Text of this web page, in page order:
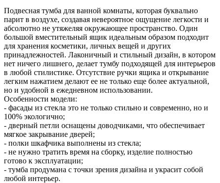
Подвесная тумба для ванной комнаты, которая буквально
парит в воздухе, создавая невероятное ощущение легкости и
абсолютно не утяжеляя окружающее пространство. Один
большой вместительный ящик идеальным образом подходит
для хранения косметики, личных вещей и других
принадлежностей. Лаконичный и стильный дизайн, в котором
нет ничего лишнего, делает тумбу подходящей для интерьеров
в любой стилистике. Отсутствие ручки ящика и открывание
легким нажатием делают ее не только еще более актуальной,
но и удобной в ежедневном использовании.
Особенности модели:
- фасады из стекла это не только стильно и современно, но и
100% экологично;
- дверный петли оснащены доводчиками, что обеспечивает
мягкое закрывание дверей;
- полки шкафчика выполнены из стекла;
- не нужно тратить время на сборку, изделие полностью
готово к эксплуатации;
- тумба продумана с точки зрения дизайна и украсит собой
любой интерьер.